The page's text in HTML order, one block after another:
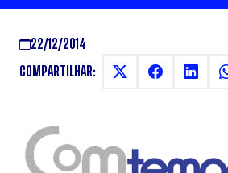
22/12/2014
COMPARTILHAR: